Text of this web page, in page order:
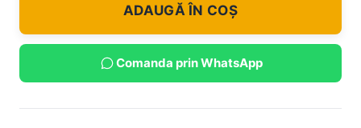
ADAUGĂ ÎN COȘ
Comanda prin WhatsApp